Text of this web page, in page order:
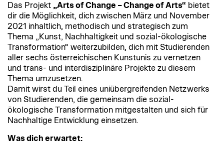
Das Projekt „Arts of Change – Change of Arts“ bietet
dir die Möglichkeit, dich zwischen März und November
2021 inhaltlich, methodisch und strategisch zum
Thema „Kunst, Nachhaltigkeit und sozial-ökologische
Transformation“ weiterzubilden, dich mit Studierenden
aller sechs österreichischen Kunstunis zu vernetzen
und trans- und interdisziplinäre Projekte zu diesem
Thema umzusetzen.
Damit wirst du Teil eines uniübergreifenden Netzwerks
von Studierenden, die gemeinsam die sozial-
ökologische Transformation mitgestalten und sich für
Nachhaltige Entwicklung einsetzen.
Was dich erwartet: